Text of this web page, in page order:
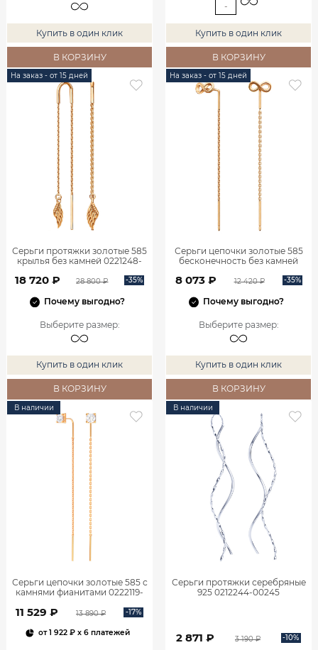
Купить в один клик
В КОРЗИНУ
-
Купить в один клик
В КОРЗИНУ
На заказ - от 15 дней
Серьги протяжки золотые 585
крылья без камней 0221248-
18 720 ₽ 28 800 ₽ -35%
Почему выгодно?
Выберите размер:
Купить в один клик
В КОРЗИНУ
На заказ - от 15 дней
Серьги цепочки золотые 585
бесконечность без камней
8 073 ₽ 12 420 ₽ -35%
Почему выгодно?
Выберите размер:
Купить в один клик
В КОРЗИНУ
В наличии
Серьги цепочки золотые 585 с
камнями фианитами 0222119-
11 529 ₽ 13 890 ₽ -17%
от1 922 ₽x 6 платежей
В наличии
Серьги протяжки серебряные
925 0212244-00245
2 871 ₽ 3 190 ₽ -10%